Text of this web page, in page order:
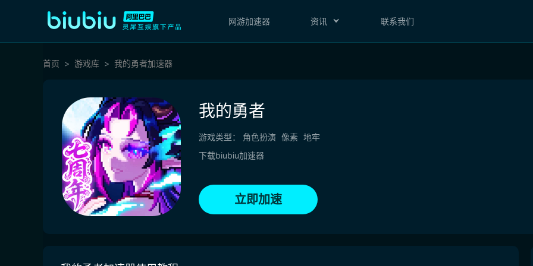
网游加速器 资讯 联系我们
首页 游戏库 我的勇者加速器
我的勇者
游戏类型： 角色扮演 像素 地牢
下载biubiu加速器
立即加速